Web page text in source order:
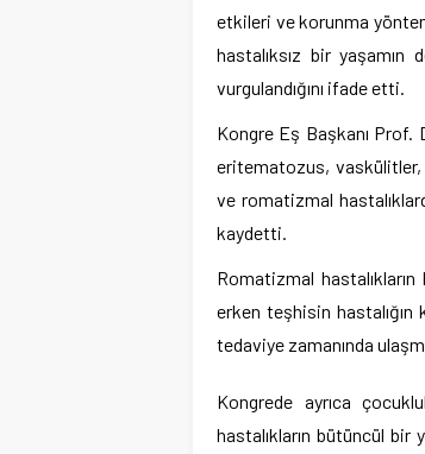
etkileri ve korunma
hastalıksız bir
vurgulandığını ifade etti.
Kongre Eş Başkanı
eritematozus,
ve romatizmal
kaydetti.
Romatizmal
erken teşhisin hastalığın
tedaviye zamanında
Kongrede ayrıca
hastalıkların bütüncül